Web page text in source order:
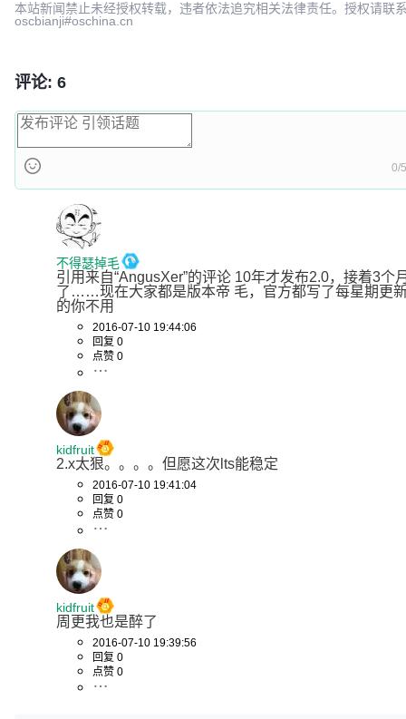
本站新闻禁止未经授权转载，违者依法追究相关法律责任。授权请联
oscbianji#oschina.cn
评论: 6
0/
不得瑟掉毛
引用来自“AngusXer”的评论 10年才发布2.0，接着3个
了……现在大家都是版本帝 毛，官方都写了每星期更
的你不用
2016-07-10 19:44:06
回复 0
点赞 0
kidfruit
2.x太狠。。。。但愿这次lts能稳定
2016-07-10 19:41:04
回复 0
点赞 0
kidfruit
周更我也是醉了
2016-07-10 19:39:56
回复 0
点赞 0